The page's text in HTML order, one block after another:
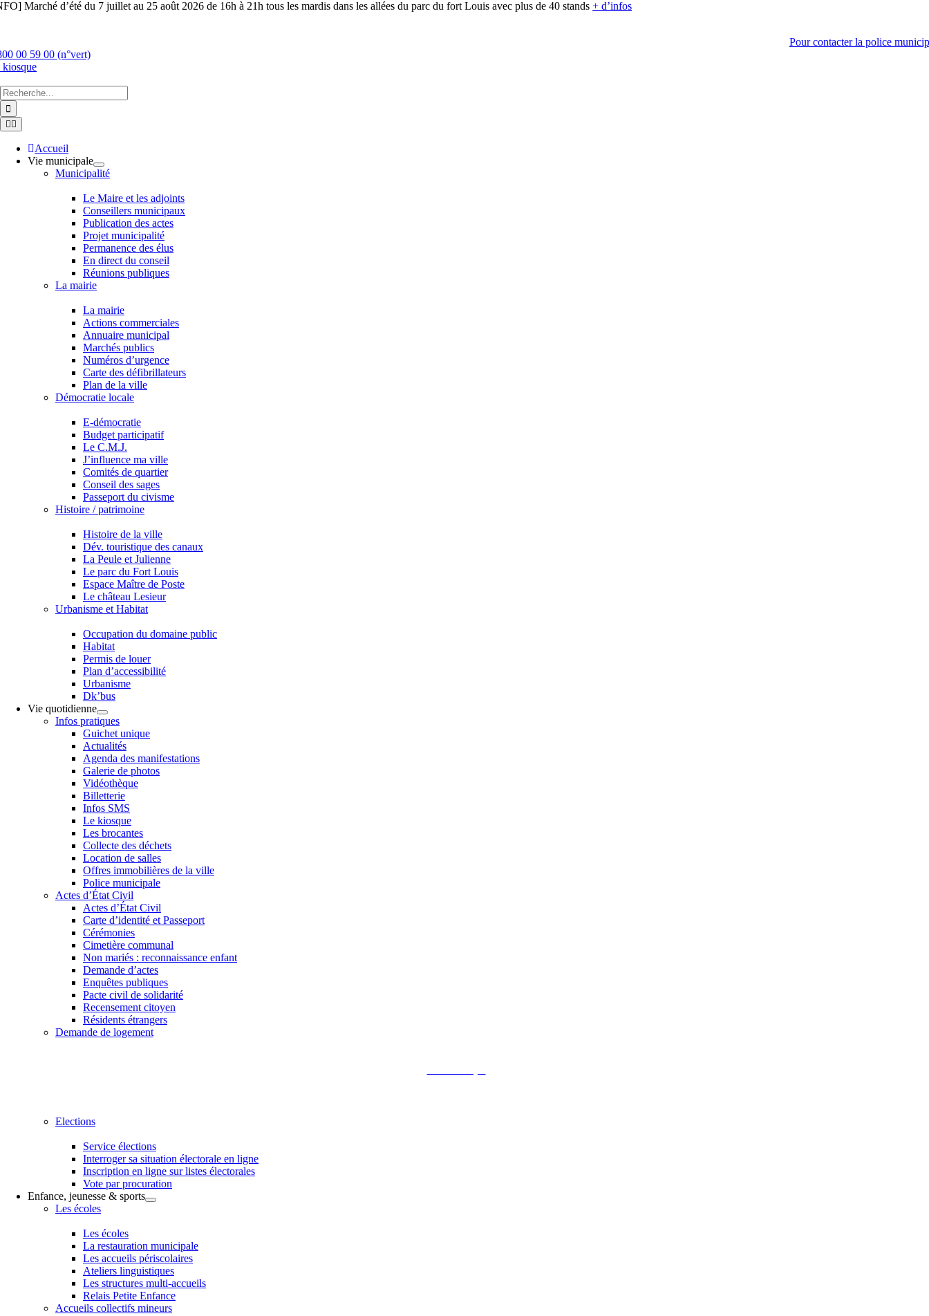
SkipMarché d’été du 7 juillet au 25 août 2026 de 16h à 21h tous les mardis dans les allées du parc du fort Louis avec plus de 40 stands+ d’infos
Pour contacter la police
00 59 00 (n°vert)
kiosque
Chercher
:
Toggle
Navigation
Accueil
Vie municipale
Municipalité
Le Maire et les adjoints
Conseillers municipaux
Publication des actes
Projet municipalité
Permanence des élus
En direct du conseil
Réunions publiques
La mairie
La mairie
Actions commerciales
Annuaire municipal
Marchés publics
Numéros d’urgence
Carte des défibrillateurs
Plan de la ville
Démocratie locale
E-démocratie
Budget participatif
Le C.M.J.
J’influence ma ville
Comités de quartier
Conseil des sages
Passeport du civisme
Histoire / patrimoine
Histoire de la ville
Dév. touristique des canaux
La Peule et Julienne
Le parc du Fort Louis
Espace Maître de Poste
Le château Lesieur
Urbanisme et Habitat
Occupation du domaine public
Habitat
Permis de louer
Plan d’accessibilité
Urbanisme
Dk’bus
Vie quotidienne
Infos pratiques
Guichet unique
Actualités
Agenda des manifestations
Galerie de photos
Vidéothèque
Billetterie
Infos SMS
Le kiosque
Les brocantes
Collecte des déchets
Location de salles
Offres immobilières de la ville
Police municipale
Actes d’État Civil
Actes d’État Civil
Carte d’identité et Passeport
Cérémonies
Cimetière communal
Non mariés : reconnaissance enfant
Demande d’actes
Enquêtes publiques
Pacte civil de solidarité
Recensement citoyen
Résidents étrangers
Demande de logement
Elections
Service élections
Interroger sa situation électorale en ligne
Inscription en ligne sur listes électorales
Vote par procuration
Enfance, jeunesse & sports
Les écoles
Les écoles
La restauration municipale
Les accueils périscolaires
Ateliers linguistiques
Les structures multi-accueils
Relais Petite Enfance
Accueils collectifs mineurs